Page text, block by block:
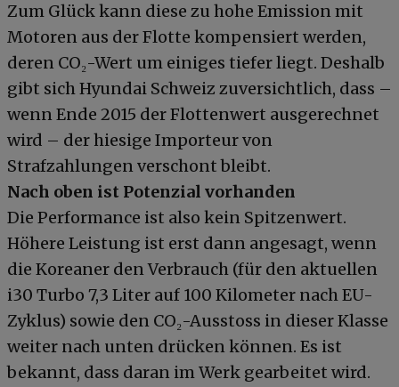
Zum Glück kann diese zu hohe Emission mit
Motoren aus der Flotte kompensiert werden,
deren CO₂-Wert um einiges tiefer liegt. Deshalb
gibt sich Hyundai Schweiz zuversichtlich, dass –
wenn Ende 2015 der Flottenwert ausgerechnet
wird – der hiesige Importeur von
Strafzahlungen verschont bleibt.
Nach oben ist Potenzial vorhanden
Die Performance ist also kein Spitzenwert.
Höhere Leistung ist erst dann angesagt, wenn
die Koreaner den Verbrauch (für den aktuellen
i30 Turbo 7,3 Liter auf 100 Kilometer nach EU-
Zyklus) sowie den CO₂-Ausstoss in dieser Klasse
weiter nach unten drücken können. Es ist
bekannt, dass daran im Werk gearbeitet wird.